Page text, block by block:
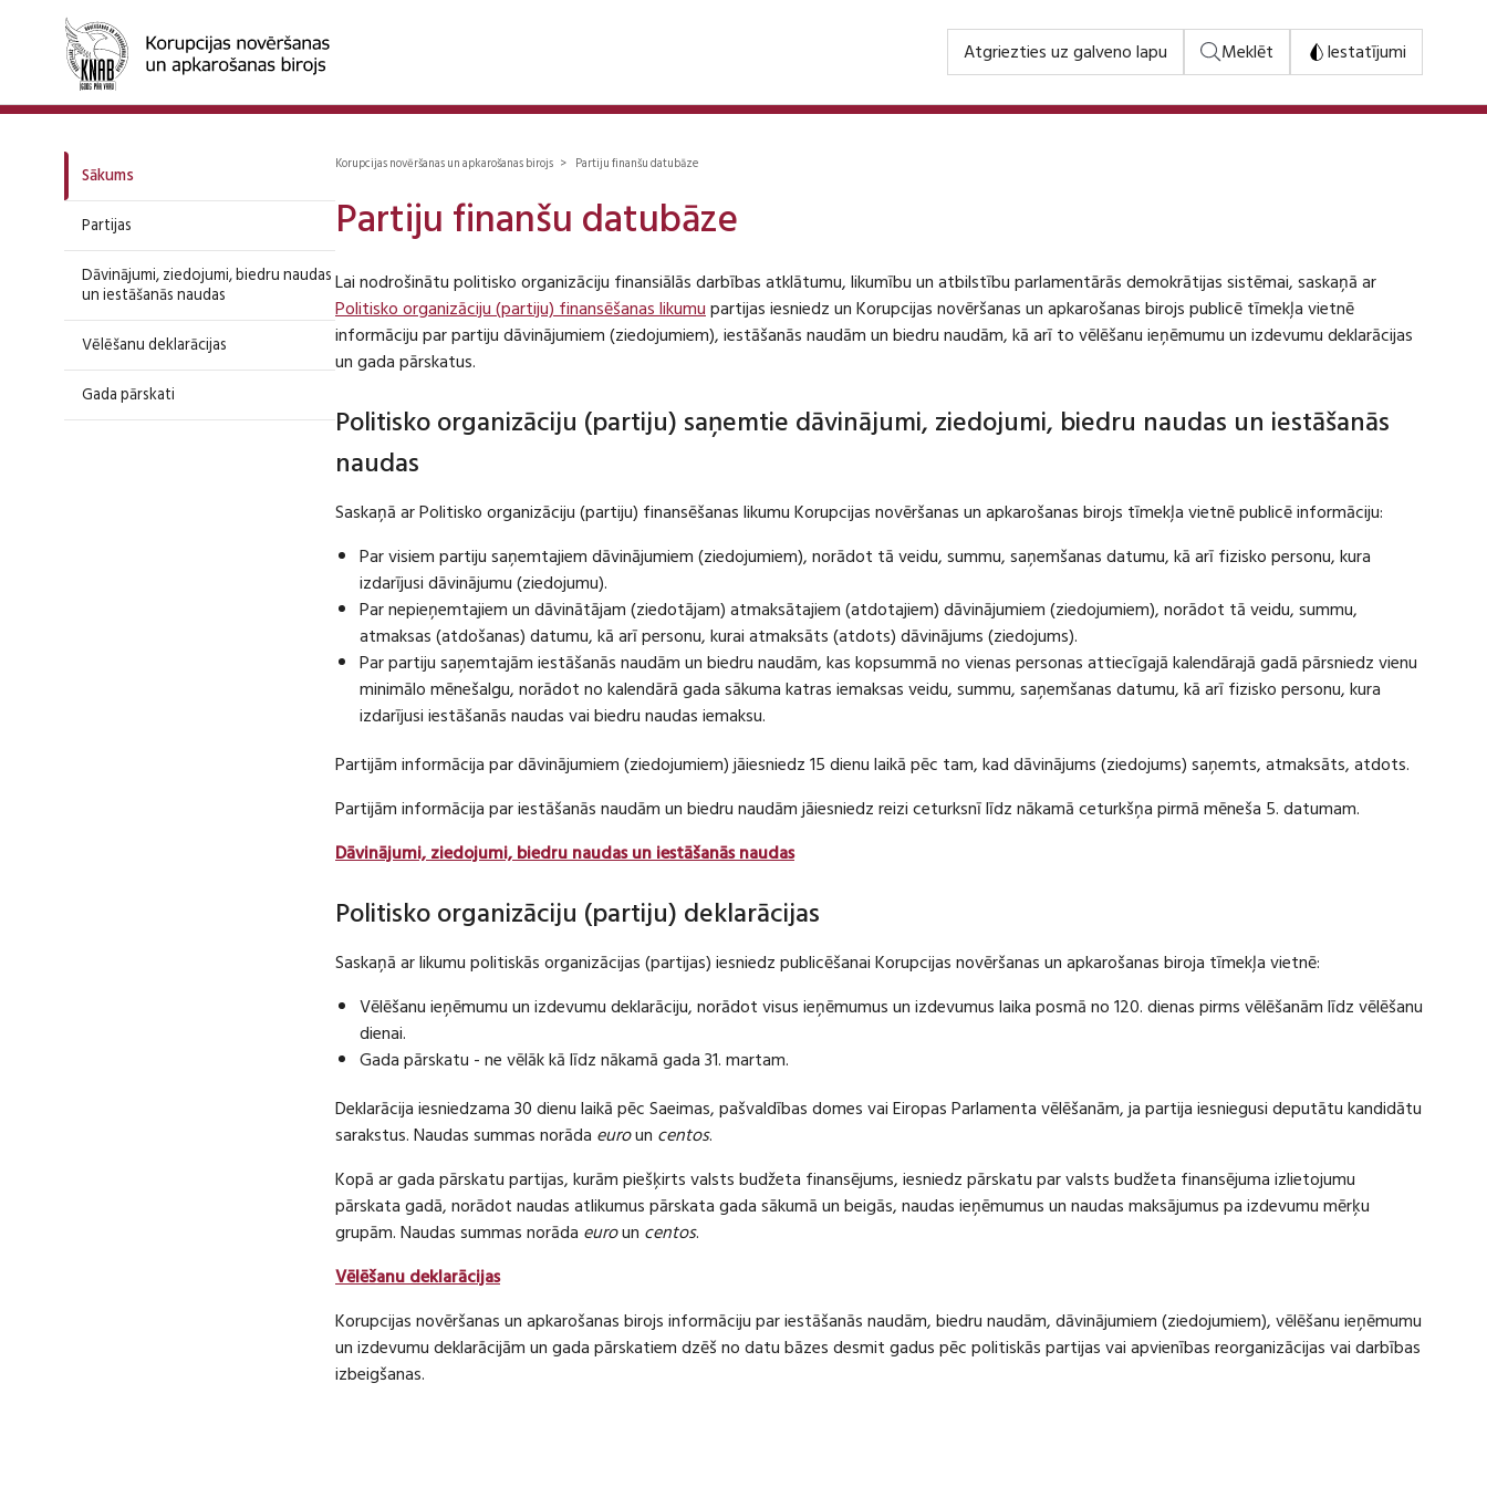
Atgriezties uz galveno lapu Meklēt Iestatījumi
Sākums
Partijas
Dāvinājumi, ziedojumi, biedru naudas
un iestāšanās naudas
Vēlēšanu deklarācijas
Gada pārskati
Korupcijas novēršanas un apkarošanas birojs > Partiju finanšu datubāze
Partiju finanšu datubāze
Lai nodrošinātu politisko organizāciju finansiālās darbības atklātumu, likumību un atbilstību parlamentārās demokrātijas sistēmai, saskaņā ar
Politisko organizāciju (partiju) finansēšanas likumupartijas iesniedz un Korupcijas novēršanas un apkarošanas birojs publicē tīmekļa vietnē
informāciju par partiju dāvinājumiem (ziedojumiem), iestāšanās naudām un biedru naudām, kā arī to vēlēšanu ieņēmumu un izdevumu deklarācijas
un gada pārskatus.
Politisko organizāciju (partiju) saņemtie dāvinājumi, ziedojumi, biedru naudas un iestāšanās
naudas
Saskaņā ar Politisko organizāciju (partiju) finansēšanas likumu Korupcijas novēršanas un apkarošanas birojs tīmekļa vietnē publicē informāciju:
Par visiem partiju saņemtajiem dāvinājumiem (ziedojumiem), norādot tā veidu, summu, saņemšanas datumu, kā arī fizisko personu, kura
izdarījusi dāvinājumu (ziedojumu).
Par nepieņemtajiem un dāvinātājam (ziedotājam) atmaksātajiem (atdotajiem) dāvinājumiem (ziedojumiem), norādot tā veidu, summu,
atmaksas (atdošanas) datumu, kā arī personu, kurai atmaksāts (atdots) dāvinājums (ziedojums).
Par partiju saņemtajām iestāšanās naudām un biedru naudām, kas kopsummā no vienas personas attiecīgajā kalendārajā gadā pārsniedz vienu
minimālo mēnešalgu, norādot no kalendārā gada sākuma katras iemaksas veidu, summu, saņemšanas datumu, kā arī fizisko personu, kura
izdarījusi iestāšanās naudas vai biedru naudas iemaksu.
Partijām informācija par dāvinājumiem (ziedojumiem) jāiesniedz 15 dienu laikā pēc tam, kad dāvinājums (ziedojums) saņemts, atmaksāts, atdots.
Partijām informācija par iestāšanās naudām un biedru naudām jāiesniedz reizi ceturksnī līdz nākamā ceturkšņa pirmā mēneša 5. datumam.
Dāvinājumi, ziedojumi, biedru naudas un iestāšanās naudas
Politisko organizāciju (partiju) deklarācijas
Saskaņā ar likumu politiskās organizācijas (partijas) iesniedz publicēšanai Korupcijas novēršanas un apkarošanas biroja tīmekļa vietnē:
Vēlēšanu ieņēmumu un izdevumu deklarāciju, norādot visus ieņēmumus un izdevumus laika posmā no 120. dienas pirms vēlēšanām līdz vēlēšanu
dienai.
Gada pārskatu - ne vēlāk kā līdz nākamā gada 31. martam.
Deklarācija iesniedzama 30 dienu laikā pēc Saeimas, pašvaldības domes vai Eiropas Parlamenta vēlēšanām, ja partija iesniegusi deputātu kandidātu
sarakstus. Naudas summas norāda euroun centos.
Kopā ar gada pārskatu partijas, kurām piešķirts valsts budžeta finansējums, iesniedz pārskatu par valsts budžeta finansējuma izlietojumu
pārskata gadā, norādot naudas atlikumus pārskata gada sākumā un beigās, naudas ieņēmumus un naudas maksājumus pa izdevumu mērķu
grupām. Naudas summas norāda euroun centos.
Vēlēšanu deklarācijas
Korupcijas novēršanas un apkarošanas birojs informāciju par iestāšanās naudām, biedru naudām, dāvinājumiem (ziedojumiem), vēlēšanu ieņēmumu
un izdevumu deklarācijām un gada pārskatiem dzēš no datu bāzes desmit gadus pēc politiskās partijas vai apvienības reorganizācijas vai darbības
izbeigšanas.